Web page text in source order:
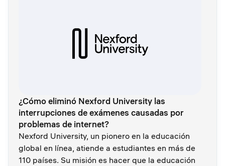
¿Cómo eliminó Nexford University las
interrupciones de exámenes causadas por
problemas de internet?
Nexford University, un pionero en la educación
global en línea, atiende a estudiantes en más de
110 países. Su misión es hacer que la educación